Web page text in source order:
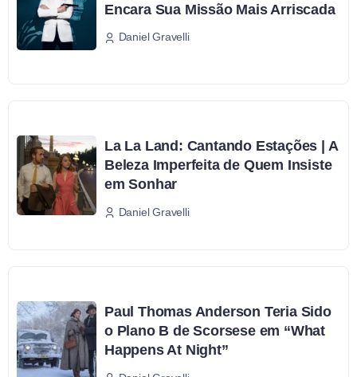
Encara Sua Missão Mais Arriscada
Daniel Gravelli
La La Land: Cantando Estações | A
Beleza Imperfeita de Quem Insiste
em Sonhar
Daniel Gravelli
Paul Thomas Anderson Teria Sido
o Plano B de Scorsese em “What
Happens At Night”